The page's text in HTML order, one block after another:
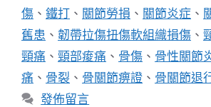
傷 、 鐵打 、 關節勞損 、 關節炎症 、
舊患 、 韌帶拉傷扭傷軟組織損傷 、
頸痛 、 頸部痠痛 、 骨傷 、 骨性關節
痛 、 骨裂 、 骨關節痹證 、 骨關節退
發佈留言